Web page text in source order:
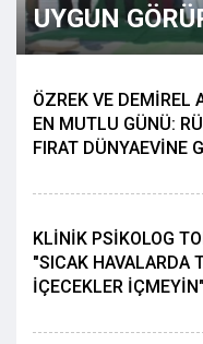
UYGUN
ÖZREK VE DEMİREL
EN MUTLU GÜNÜ:
FIRAT DÜNYAEVİNE
KLİNİK PSİKOLOG
"SICAK HAVALARDA
İÇECEKLER İÇMEYİN"